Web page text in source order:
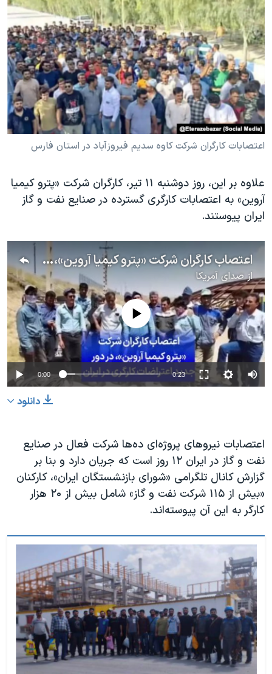
اعتصابات کارگران شرکت کاوه سدیم فیروزآباد در استان فارس
علاوه بر این، روز دوشنبه ۱۱ تیر، کارگران شرکت «پترو کیمیا
آروین» به اعتصابات کارگری گسترده در صنایع نفت و گاز
ایران پیوستند.
اعتصاب کارگران شرکت «پترو کیمیا آروین»، در دور جدید اعتراضات کارگری در ایران
ازصدای آمریکا
No media source currently available
0:00 0:23
دانلود
اعتصابات نیروهای پروژه‌ای ده‌ها شرکت فعال در صنایع
نفت و گاز در ایران ۱۲ روز است که جریان دارد و بنا بر
گزارش کانال تلگرامی «شورای بازنشستگان ایران»، کارکنان
«بیش از ۱۱۵ شرکت نفت و گاز» شامل بیش از ۲۰ هزار
کارگر به این آن پیوسته‌اند.